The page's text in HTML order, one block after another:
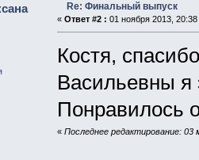
Re: Финальный выпуск
« Ответ #2 : 01 ноября 2013, 20:38
Костя,
Васильевны
Понравилось
« Последнее редактирование: 03